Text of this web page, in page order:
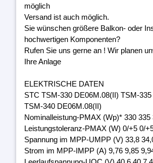
möglich
Versand ist auch möglich.
Sie wünschen größere Balkon- oder
hochwertigen Komponenten?
Rufen Sie uns gerne an ! Wir planen
Ihre Anlage
ELEKTRISCHE DATEN
STC TSM-330 DE06M.08(II) TSM-
TSM-340 DE06M.08(II)
Nominalleistung-PMAX (Wp)* 330 335
Leistungstoleranz-PMAX (W) 0/+5 0/
Spannung im MPP-UMPP (V) 33,8
Strom im MPP-IMPP (A) 9,76 9,85